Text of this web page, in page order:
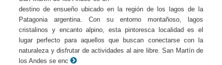
destino de ensueño ubicado en la región de los lagos de la
Patagonia argentina. Con su entorno montañoso, lagos
cristalinos y encanto alpino, esta pintoresca localidad es el
lugar perfecto para aquellos que buscan conectarse con la
naturaleza y disfrutar de actividades al aire libre. San Martín de
los Andes se enc